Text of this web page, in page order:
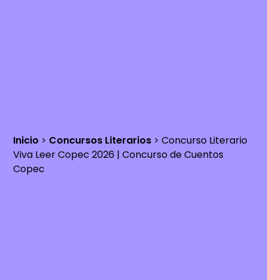
Inicio > Concursos Literarios >Concurso Literario
Viva Leer Copec 2026 | Concurso de Cuentos
Copec